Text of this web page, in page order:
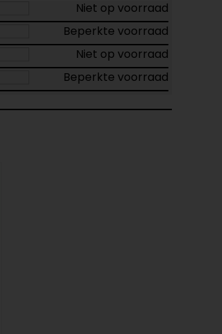
Niet op voorraad
Beperkte voorraad
Niet op voorraad
Beperkte voorraad